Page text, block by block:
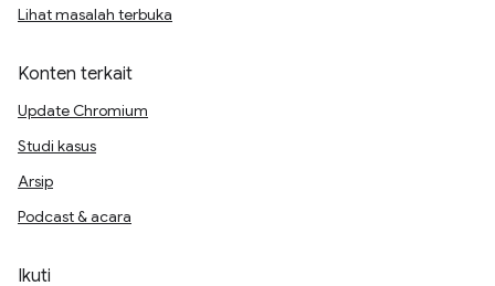
Lihat masalah terbuka
Konten terkait
Update Chromium
Studi kasus
Arsip
Podcast & acara
Ikuti